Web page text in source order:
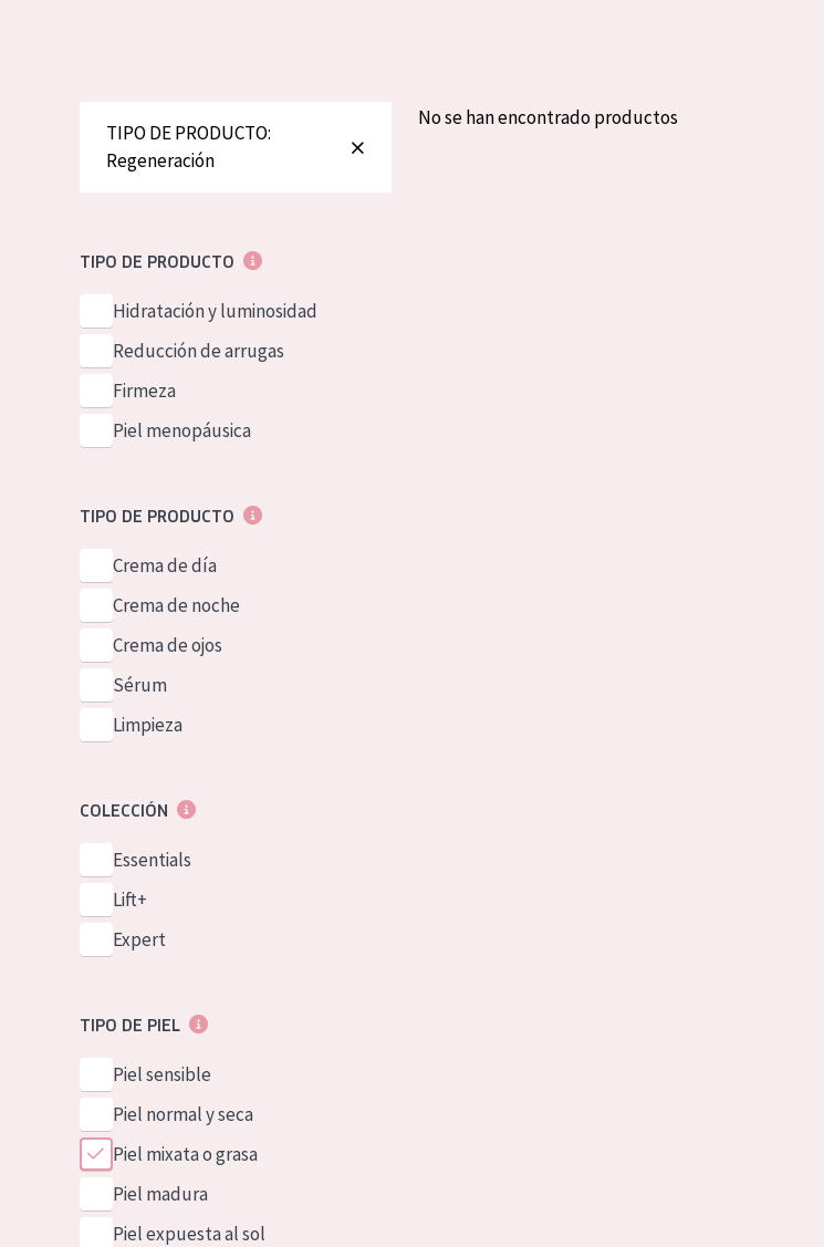
TIPO DE PRODUCTO:
Regeneración
TIPO DE PRODUCTO
Hidratación y luminosidad
Reducción de arrugas
Firmeza
Piel menopáusica
TIPO DE PRODUCTO
Crema de día
Crema de noche
Crema de ojos
Sérum
Limpieza
COLECCIÓN
Essentials
Lift+
Expert
TIPO DE PIEL
Piel sensible
Piel normal y seca
Piel mixata o grasa
Piel madura
Piel expuesta al sol
No se han encontrado productos